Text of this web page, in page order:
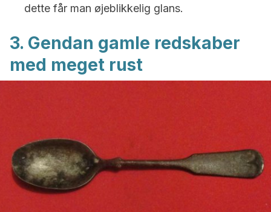
dette får man øjeblikkelig glans.
3. Gendan gamle redskaber
med meget rust